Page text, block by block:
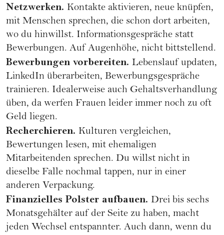
Netzwerken. Kontakte aktivieren, neue knüpfen,
mit Menschen sprechen, die schon dort arbeiten,
wo du hinwillst. Informationsgespräche statt
Bewerbungen. Auf Augenhöhe, nicht bittstellend.
Bewerbungen vorbereiten. Lebenslauf updaten,
LinkedIn überarbeiten, Bewerbungsgespräche
trainieren. Idealerweise auch Gehaltsverhandlung
üben, da werfen Frauen leider immer noch zu oft
Geld liegen.
Recherchieren. Kulturen vergleichen,
Bewertungen lesen, mit ehemaligen
Mitarbeitenden sprechen. Du willst nicht in
dieselbe Falle nochmal tappen, nur in einer
anderen Verpackung.
Finanzielles Polster aufbauen. Drei bis sechs
Monatsgehälter auf der Seite zu haben, macht
jeden Wechsel entspannter. Auch dann, wenn du